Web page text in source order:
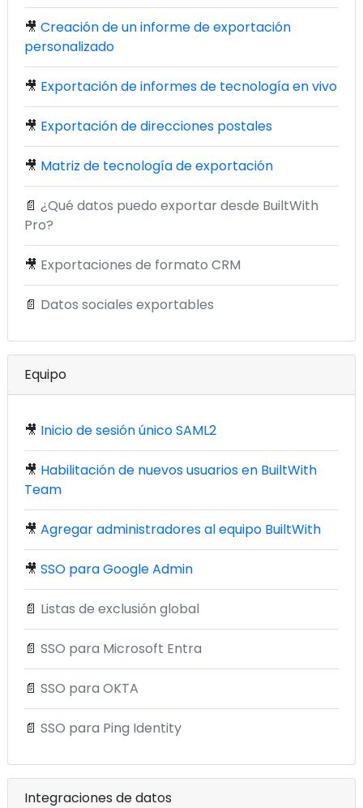
🎥 Creación de un informe de exportación
personalizado
🎥 Exportación de informes de tecnología en vivo
🎥 Exportación de direcciones postales
🎥 Matriz de tecnología de exportación
📄 ¿Qué datos puedo exportar desde BuiltWith
Pro?
🎥 Exportaciones de formato CRM
📄 Datos sociales exportables
Equipo
🎥 Inicio de sesión único SAML2
🎥 Habilitación de nuevos usuarios en BuiltWith
Team
🎥 Agregar administradores al equipo BuiltWith
🎥 SSO para Google Admin
📄 Listas de exclusión global
📄 SSO para Microsoft Entra
📄 SSO para OKTA
📄 SSO para Ping Identity
Integraciones de datos